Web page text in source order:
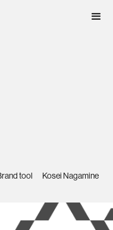
tool Kosei Nagamine